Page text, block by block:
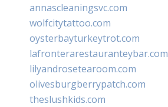
annascleaningsvc.com
wolfcitytattoo.com
oysterbayturkeytrot.com
lafronterarestauranteybar.com
lilyandrosetearoom.com
olivesburgberrypatch.com
theslushkids.com